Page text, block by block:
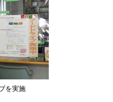
を実施